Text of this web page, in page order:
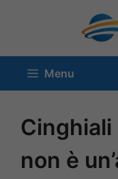
contenuto
Menu
Cinghiali
non è